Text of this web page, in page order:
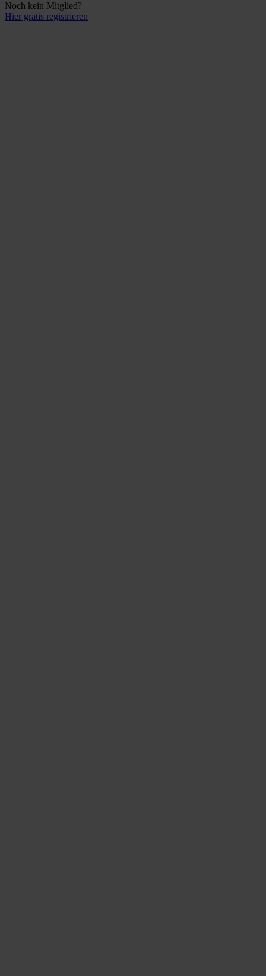
Noch kein Mitglied?
Hier gratis registrieren